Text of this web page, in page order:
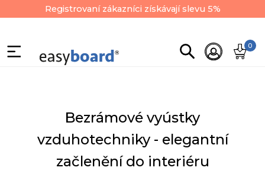
Registrovaní zákazníci získávají slevu 5%
0
Bezrámové vyústky
vzduhotechniky - elegantní
začlenění do interiéru